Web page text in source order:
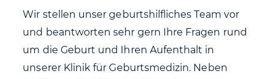
Wir stellen unser geburtshilfliches Team vor
und beantworten sehr gern Ihre Fragen rund
um die Geburt und Ihren Aufenthalt in
unserer Klinik für Geburtsmedizin. Neben